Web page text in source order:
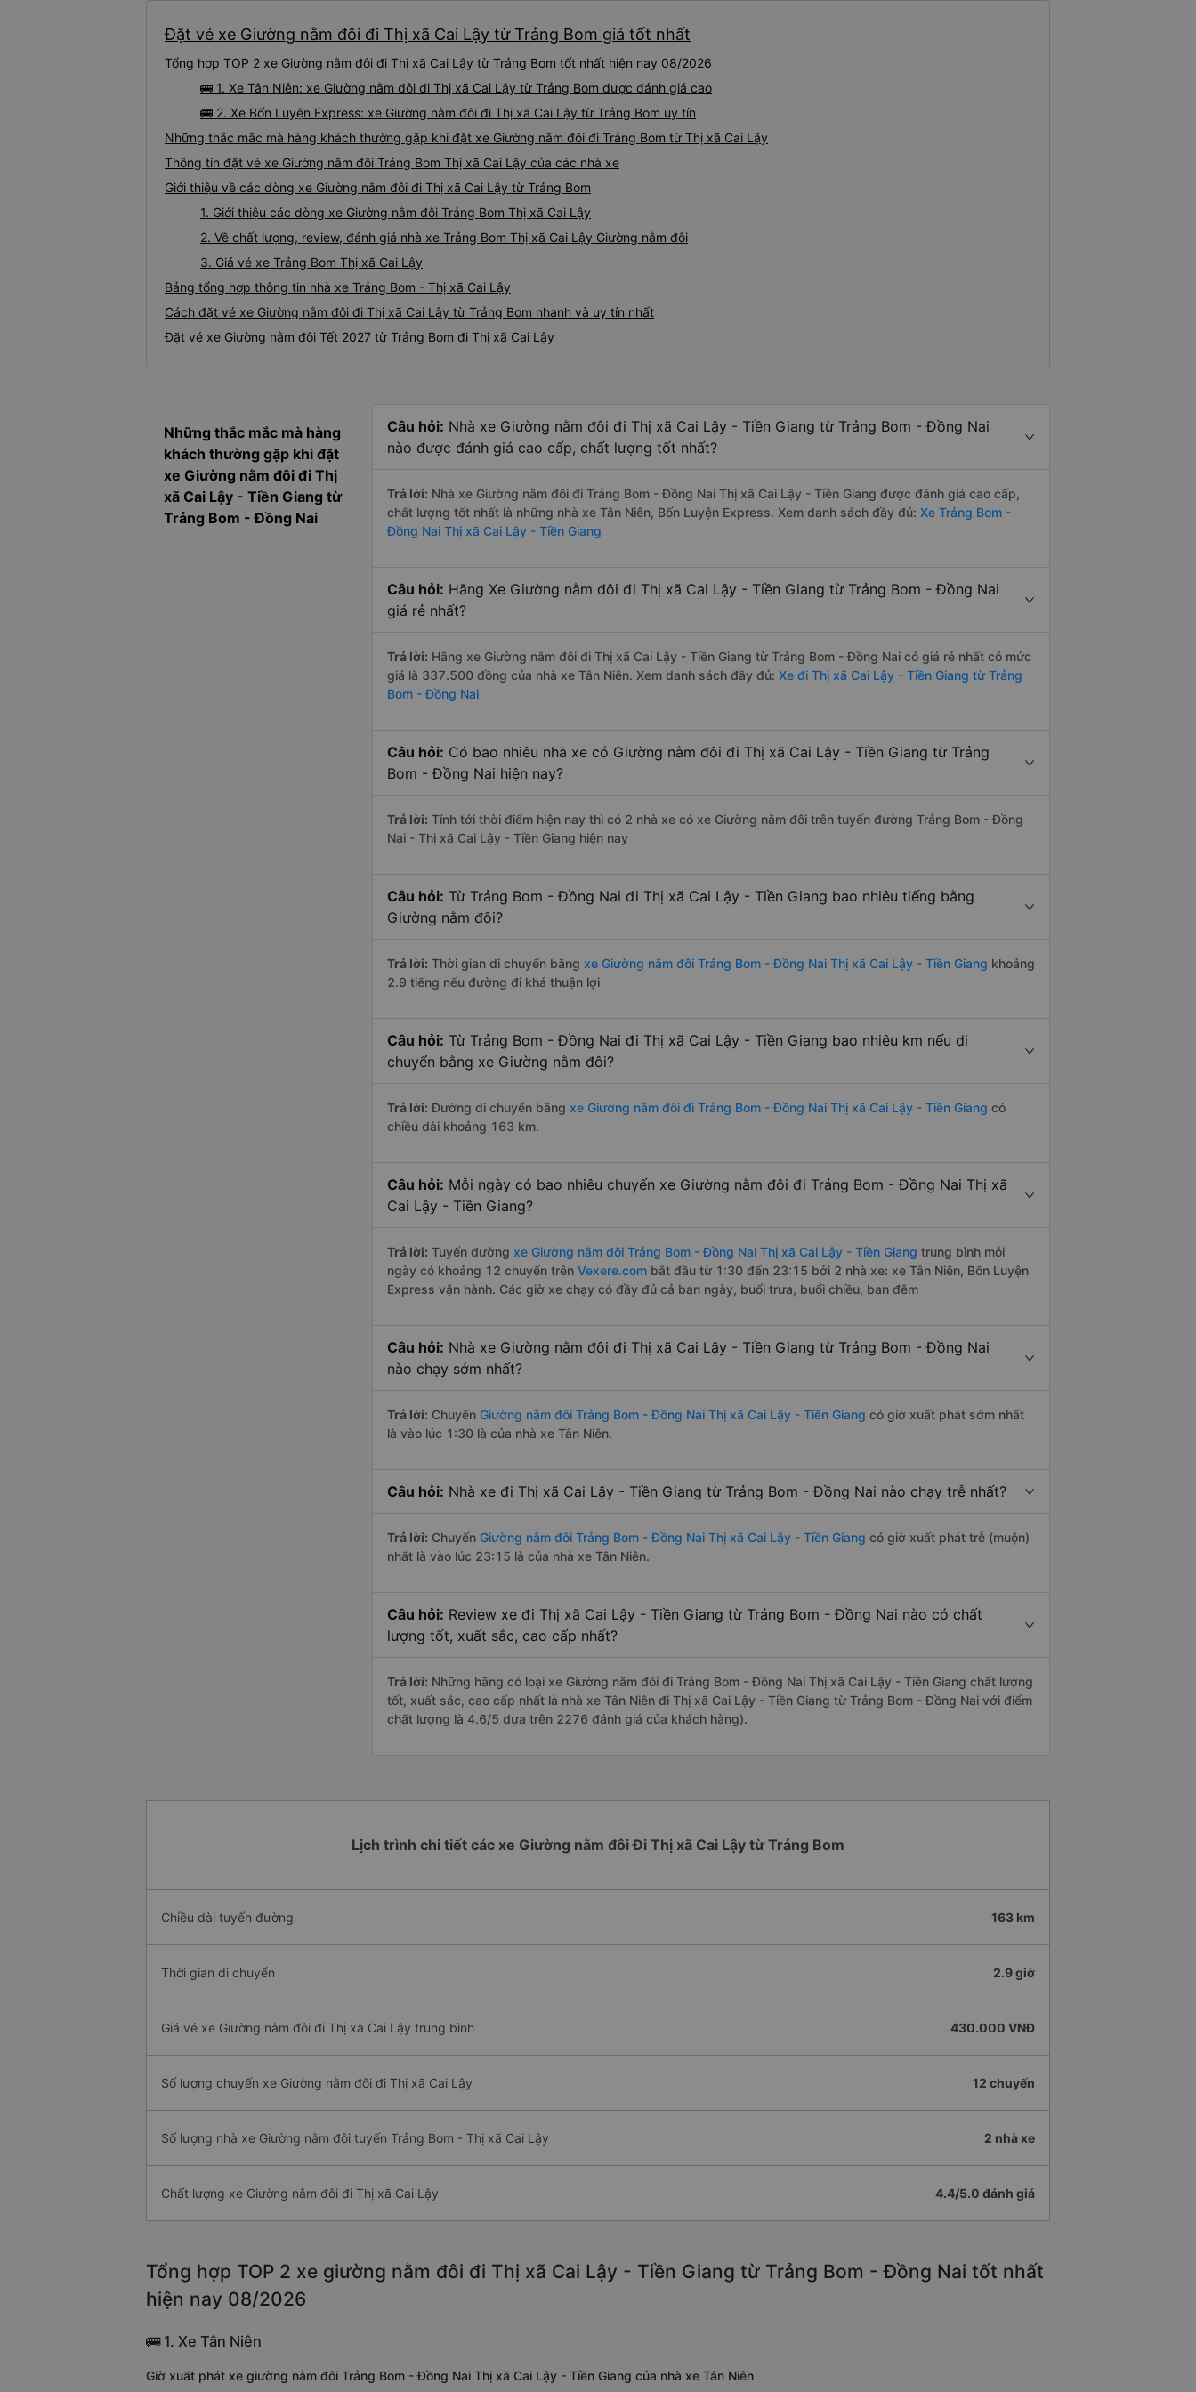
Đặt vé xe Giường nằm đôi đi Thị xã Cai Lậy từ Trảng Bom giá tốt nhất
Tổng hợp TOP 2 xe Giường nằm đôi đi Thị xã Cai Lậy từ Trảng Bom tốt nhất hiện nay 08/2026
🚌 1. Xe Tân Niên: xe Giường nằm đôi đi Thị xã Cai Lậy từ Trảng Bom được đánh giá cao
🚌 2. Xe Bốn Luyện Express: xe Giường nằm đôi đi Thị xã Cai Lậy từ Trảng Bom uy tín
Những thắc mắc mà hàng khách thường gặp khi đặt xe Giường nằm đôi đi Trảng Bom từ Thị xã Cai Lậy
Thông tin đặt vé xe Giường nằm đôi Trảng Bom Thị xã Cai Lậy của các nhà xe
Giới thiệu về các dòng xe Giường nằm đôi đi Thị xã Cai Lậy từ Trảng Bom
1. Giới thiệu các dòng xe Giường nằm đôi Trảng Bom Thị xã Cai Lậy
2. Về chất lượng, review, đánh giá nhà xe Trảng Bom Thị xã Cai Lậy Giường nằm đôi
3. Giá vé xe Trảng Bom Thị xã Cai Lậy
Bảng tổng hợp thông tin nhà xe Trảng Bom - Thị xã Cai Lậy
Cách đặt vé xe Giường nằm đôi đi Thị xã Cai Lậy từ Trảng Bom nhanh và uy tín nhất
Đặt vé xe Giường nằm đôi Tết 2027 từ Trảng Bom đi Thị xã Cai Lậy
Những thắc mắc mà hàng
khách thường gặp khi đặt
xe Giường nằm đôi đi Thị
xã Cai Lậy - Tiền Giang từ
Trảng Bom - Đồng Nai
Câu hỏi: Nhà xe Giường nằm đôi đi Thị xã Cai Lậy - Tiền Giang từ Trảng Bom - Đồng Nai
nào được đánh giá cao cấp, chất lượng tốt nhất?
Trả lời: Nhà xe Giường nằm đôi đi Trảng Bom - Đồng Nai Thị xã Cai Lậy - Tiền Giang được đánh giá cao cấp,
chất lượng tốt nhất là những nhà xe Tân Niên, Bốn Luyện Express. Xem danh sách đầy đủ: Xe Trảng Bom -
Đồng Nai Thị xã Cai Lậy - Tiền Giang
Câu hỏi: Hãng Xe Giường nằm đôi đi Thị xã Cai Lậy - Tiền Giang từ Trảng Bom - Đồng Nai
giá rẻ nhất?
Trả lời: Hãng xe Giường nằm đôi đi Thị xã Cai Lậy - Tiền Giang từ Trảng Bom - Đồng Nai có giá rẻ nhất có mức
giá là 337.500 đồng của nhà xe Tân Niên. Xem danh sách đầy đủ: Xe đi Thị xã Cai Lậy - Tiền Giang từ Trảng
Bom - Đồng Nai
Câu hỏi: Có bao nhiêu nhà xe có Giường nằm đôi đi Thị xã Cai Lậy - Tiền Giang từ Trảng
Bom - Đồng Nai hiện nay?
Trả lời: Tính tới thời điểm hiện nay thì có 2 nhà xe có xe Giường nằm đôi trên tuyến đường Trảng Bom - Đồng
Nai - Thị xã Cai Lậy - Tiền Giang hiện nay
Câu hỏi: Từ Trảng Bom - Đồng Nai đi Thị xã Cai Lậy - Tiền Giang bao nhiêu tiếng bằng
Giường nằm đôi?
Trả lời: Thời gian di chuyển bằng xe Giường nằm đôi Trảng Bom - Đồng Nai Thị xã Cai Lậy - Tiền Giang khoảng
2.9 tiếng nếu đường đi khá thuận lợi
Câu hỏi: Từ Trảng Bom - Đồng Nai đi Thị xã Cai Lậy - Tiền Giang bao nhiêu km nếu di
chuyển bằng xe Giường nằm đôi?
Trả lời: Đường di chuyển bằng xe Giường nằm đôi đi Trảng Bom - Đồng Nai Thị xã Cai Lậy - Tiền Giang có
chiều dài khoảng 163 km.
Câu hỏi: Mỗi ngày có bao nhiêu chuyến xe Giường nằm đôi đi Trảng Bom - Đồng Nai Thị xã
Cai Lậy - Tiền Giang?
Trả lời: Tuyến đường xe Giường nằm đôi Trảng Bom - Đồng Nai Thị xã Cai Lậy - Tiền Giang trung bình mỗi
ngày có khoảng 12 chuyến trên Vexere.com bắt đầu từ 1:30 đến 23:15 bởi 2 nhà xe: xe Tân Niên, Bốn Luyện
Express vận hành. Các giờ xe chạy có đầy đủ cả ban ngày, buổi trưa, buổi chiều, ban đêm
Câu hỏi: Nhà xe Giường nằm đôi đi Thị xã Cai Lậy - Tiền Giang từ Trảng Bom - Đồng Nai
nào chạy sớm nhất?
Trả lời: Chuyến Giường nằm đôi Trảng Bom - Đồng Nai Thị xã Cai Lậy - Tiền Giang có giờ xuất phát sớm nhất
là vào lúc 1:30 là của nhà xe Tân Niên.
Câu hỏi: Nhà xe đi Thị xã Cai Lậy - Tiền Giang từ Trảng Bom - Đồng Nai nào chạy trễ nhất?
Trả lời: Chuyến Giường nằm đôi Trảng Bom - Đồng Nai Thị xã Cai Lậy - Tiền Giang có giờ xuất phát trễ (muộn)
nhất là vào lúc 23:15 là của nhà xe Tân Niên.
Câu hỏi: Review xe đi Thị xã Cai Lậy - Tiền Giang từ Trảng Bom - Đồng Nai nào có chất
lượng tốt, xuất sắc, cao cấp nhất?
Trả lời: Những hãng có loại xe Giường nằm đôi đi Trảng Bom - Đồng Nai Thị xã Cai Lậy - Tiền Giang chất lượng
tốt, xuất sắc, cao cấp nhất là nhà xe Tân Niên đi Thị xã Cai Lậy - Tiền Giang từ Trảng Bom - Đồng Nai với điểm
chất lượng là 4.6/5 dựa trên 2276 đánh giá của khách hàng).
Lịch trình chi tiết các xe Giường nằm đôi Đi Thị xã Cai Lậy từ Trảng Bom
Chiều dài tuyến đường 163 km
Thời gian di chuyển 2.9 giờ
Giá vé xe Giường nằm đôi đi Thị xã Cai Lậy trung bình 430.000 VNĐ
Số lượng chuyến xe Giường nằm đôi đi Thị xã Cai Lậy 12 chuyến
Số lượng nhà xe Giường nằm đôi tuyến Trảng Bom - Thị xã Cai Lậy 2 nhà xe
Chất lượng xe Giường nằm đôi đi Thị xã Cai Lậy 4.4/5.0 đánh giá
Tổng hợp TOP 2 xe giường nằm đôi đi Thị xã Cai Lậy - Tiền Giang từ Trảng Bom - Đồng Nai tốt nhất
hiện nay 08/2026
🚌 1. Xe Tân Niên
Giờ xuất phát xe giường nằm đôi Trảng Bom - Đồng Nai Thị xã Cai Lậy - Tiền Giang của nhà xe Tân Niên